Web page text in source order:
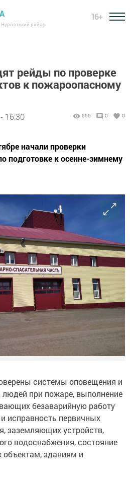
район
16+
рейды по проверке
к пожароопасному
16:30 555 0 0
начали проверки
подготовке к осенне-зимнему
системы оповещения и
людей при пожаре, выполнение
безаварийную работу
исправность первичных
заземляющих устройств,
водоснабжения, состояние
объектам, зданиям и